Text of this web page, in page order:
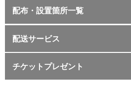
配布・設置箇所一覧
配送サービス
チケットプレゼント